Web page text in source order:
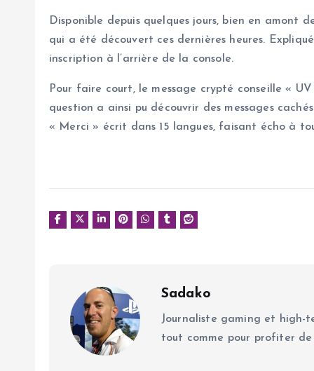
Disponible depuis quelques jours, bien en amont
qui a été découvert ces dernières heures. Expliqué
inscription à l’arrière de la console.
Pour faire court, le message crypté conseille «
question a ainsi pu découvrir des messages
« Merci » écrit dans 15 langues, faisant écho à
Sadako
Journaliste gaming et high-
tout comme pour profiter